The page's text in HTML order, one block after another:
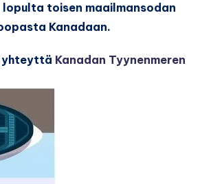
toisen maailmansodan
Kanadaan.
yhteyttä Kanadan Tyynenmeren